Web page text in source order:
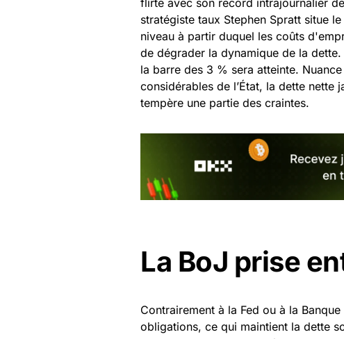
stratégiste taux Stephen Spratt situe
niveau à partir duquel les coûts
de dégrader la dynamique de la
la barre des 3 % sera atteinte.
considérables de l’État, la dette nette
tempère une partie des craintes.
La BoJ prise
Contrairement à la Fed ou à la
obligations, ce qui maintient la dette